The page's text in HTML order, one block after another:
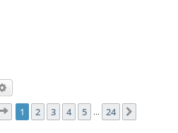
Stranica: 1/ 24.
1 2 3 4 5 24